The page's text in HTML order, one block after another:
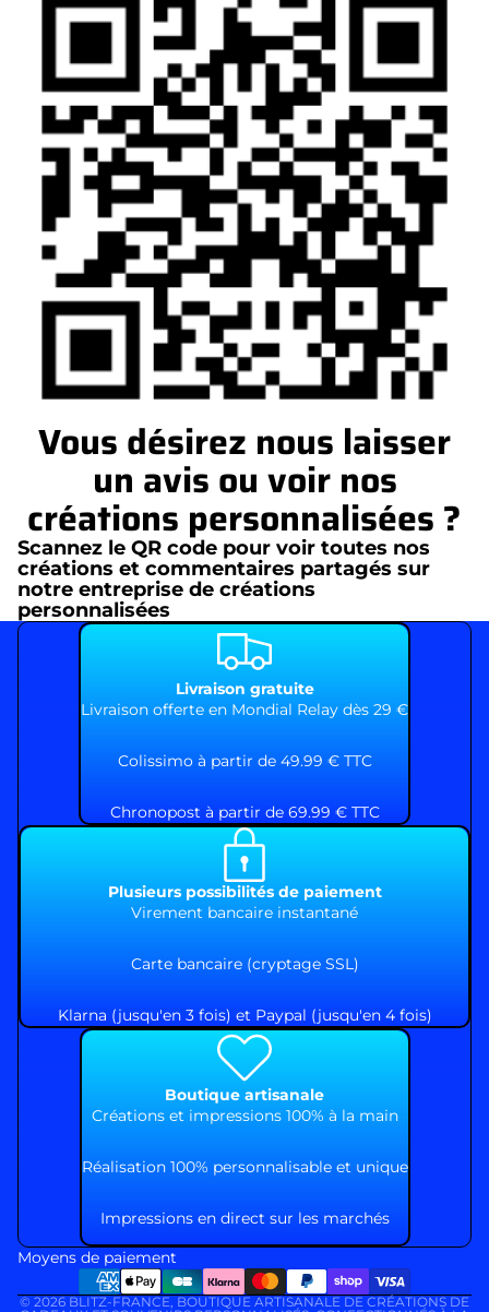
Vous désirez nous laisser
un avis ou voir nos
créations personnalisées ?
Scannez le QR code pour voir toutes nos
créations et commentaires partagés sur
notre entreprise de créations
personnalisées
Livraison gratuite
Livraison offerte en Mondial Relay dès 29 €
Colissimo à partir de 49.99 € TTC
Chronopost à partir de 69.99 € TTC
Plusieurs possibilités de paiement
Virement bancaire instantané
Carte bancaire (cryptage SSL)
Klarna (jusqu'en 3 fois) et Paypal (jusqu'en 4 fois)
Boutique artisanale
Créations et impressions 100% à la main
Réalisation 100% personnalisable et unique
Impressions en direct sur les marchés
Moyens de paiement
© 2026BLITZ-FRANCE,BOUTIQUE ARTISANALE DE CRÉATIONS DE